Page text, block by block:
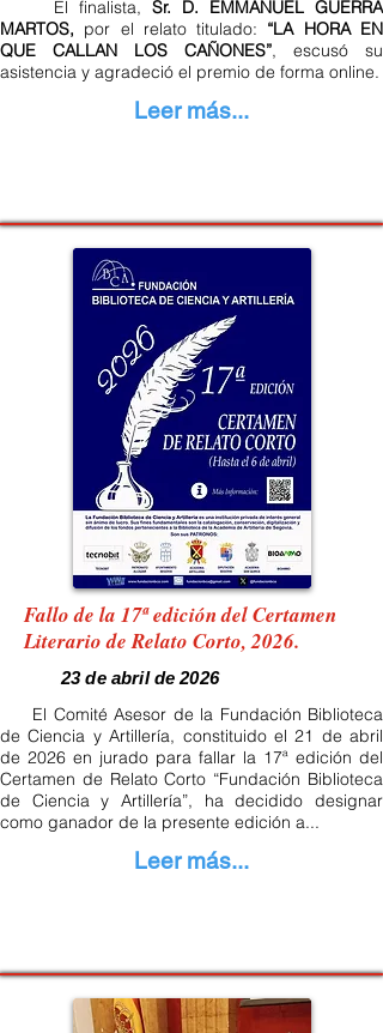
El finalista, Sr. D. EMMANUEL GUERRA
MARTOS, por el relato titulado: “LA HORA EN
QUE CALLAN LOS CAÑONES”, escusó su
asistencia y agradeció el premio de forma online.
Leer más...
Fallo de la 17ª edición del Certamen
Literario de Relato Corto, 2026.
23 de abril de 2026
El Comité Asesor de la Fundación Biblioteca
de Ciencia y Artillería, constituido el 21 de abril
de 2026 en jurado para fallar la 17ª edición del
Certamen de Relato Corto “Fundación Biblioteca
de Ciencia y Artillería”, ha decidido designar
como ganador de la presente edición a...
Leer más...